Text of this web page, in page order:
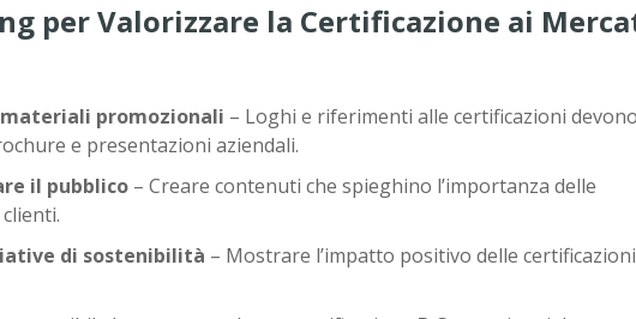
per Valorizzare la Certificazione ai
promozionali – Loghi e riferimenti alle certificazioni
e presentazioni aziendali.
il pubblico – Creare contenuti che spieghino l’importanza delle
di sostenibilità – Mostrare l’impatto positivo delle certificazioni